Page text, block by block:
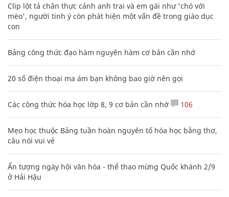
Clip lột tả chân thực cảnh anh trai và em gái như 'chó với
mèo', người tinh ý còn phát hiện một vấn đề trong giáo dục
con
Bảng công thức đạo hàm nguyên hàm cơ bản cần nhớ
20 số điện thoại ma ám bạn không bao giờ nên gọi
Các công thức hóa học lớp 8, 9 cơ bản cần nhớ 106
Mẹo học thuộc Bảng tuần hoàn nguyên tố hóa học bằng thơ,
câu nói vui vẻ
Ấn tượng ngày hội văn hóa - thể thao mừng Quốc khánh 2/9
ở Hải Hậu